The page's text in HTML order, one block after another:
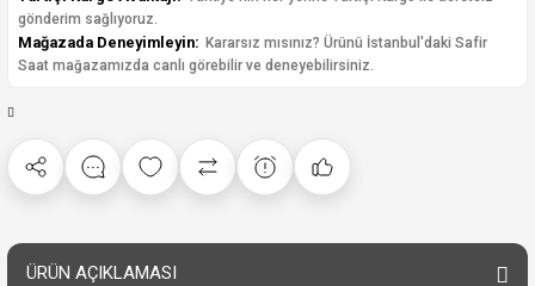
gönderim sağlıyoruz.
Mağazada Deneyimleyin: Kararsız mısınız? Ürünü İstanbul'daki Safir
Saat mağazamızda canlı görebilir ve deneyebilirsiniz.
ÜRÜN AÇIKLAMASI